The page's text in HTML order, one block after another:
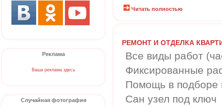
Реклама
Ваша реклама здесь
Случайная фотография
Читать полностью
РЕМОНТ И ОТДЕЛКА
Все виды работ
Фиксированные
Помощь в подборе
Сан узел под ключ